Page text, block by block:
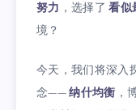
努力 ，选择了看似
境？
今天，我们将深入
念——纳什均衡 ，